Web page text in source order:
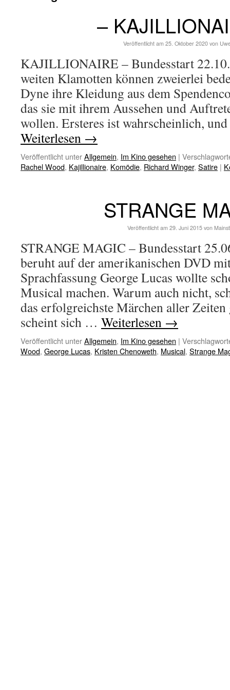
–
Veröffentlicht am 25. Oktober 2020 von
KAJILLIONAIRE – Bundesstart
weiten Klamotten können zweierlei
Dyne ihre Kleidung aus dem
das sie mit ihrem Aussehen und
wollen. Ersteres ist wahrscheinlich,
Weiterlesen →
Veröffentlicht unterAllgemein, Im Kino gesehen |
Rachel Wood, Kajillionaire, Komödie, Richard Winger, Satire |
STRANGE
Veröffentlicht am 29. Juni 2015 von
STRANGE MAGIC – Bundesstart
beruht auf der amerikanischen DVD
Sprachfassung George Lucas wollte
Musical machen. Warum auch nicht,
das erfolgreichste Märchen aller Zeiten
scheint sich … Weiterlesen →
Veröffentlicht unterAllgemein, Im Kino gesehen |
Wood, George Lucas, Kristen Chenoweth, Musical, Strange